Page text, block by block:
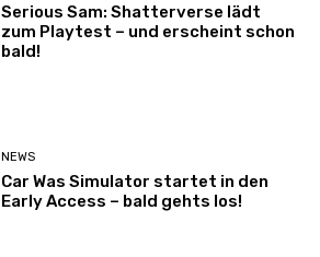
Serious Sam: Shatterverse lädt
zum Playtest – und erscheint schon
bald!
NEWS
Car Was Simulator startet in den
Early Access – bald gehts los!